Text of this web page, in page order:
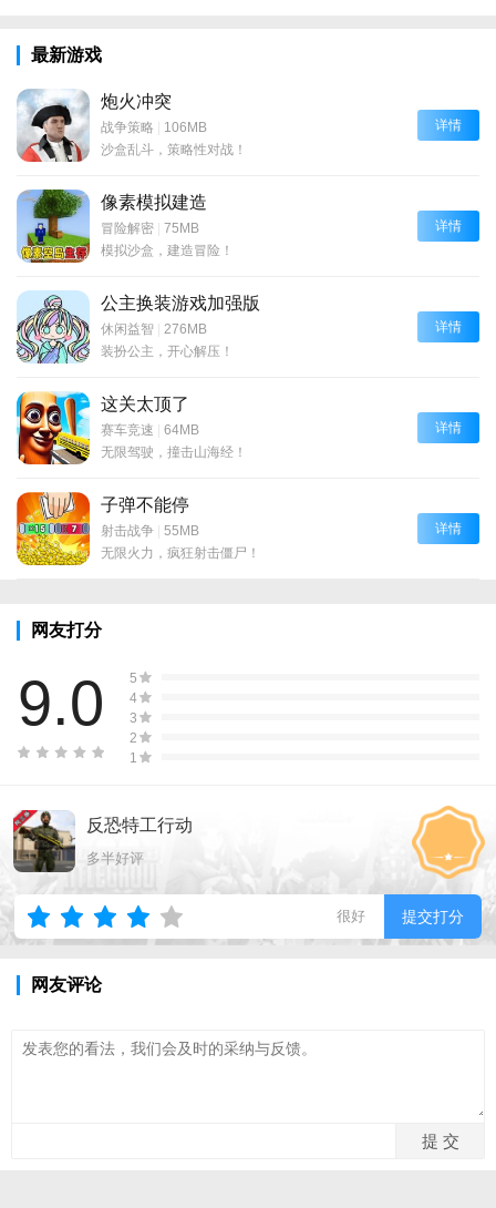
最新游戏
炮火冲突
战争策略 | 106MB
沙盒乱斗，策略性对战！
详情
像素模拟建造
冒险解密 | 75MB
模拟沙盒，建造冒险！
详情
公主换装游戏加强版
休闲益智 | 276MB
装扮公主，开心解压！
详情
这关太顶了
赛车竞速 | 64MB
无限驾驶，撞击山海经！
详情
子弹不能停
射击战争 | 55MB
无限火力，疯狂射击僵尸！
详情
网友打分
9.0
5
4
3
2
1
反恐特工行动
多半好评
很好 提交打分
网友评论